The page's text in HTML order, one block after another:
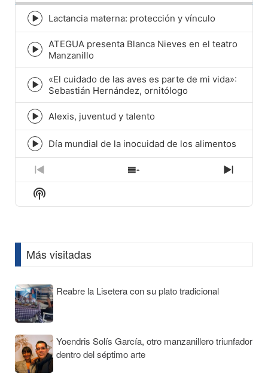
Episode
play
icon
Lactancia materna: protección y vínculo
Episode
play
icon
ATEGUA presenta Blanca Nieves en el teatro
Manzanillo
Episode
play
icon
«El cuidado de las aves es parte de mi vida»:
Sebastián Hernández, ornitólogo
Episode
play
icon
Alexis, juventud y talento
Episode
play
icon
Día mundial de la inocuidad de los alimentos
Previous
Episode
Show
Episodes
Next
Show
Podcast
Más visitadas
Reabre la Lisetera con su plato tradicional
Yoendris Solís García, otro manzanillero triunfador
dentro del séptimo arte